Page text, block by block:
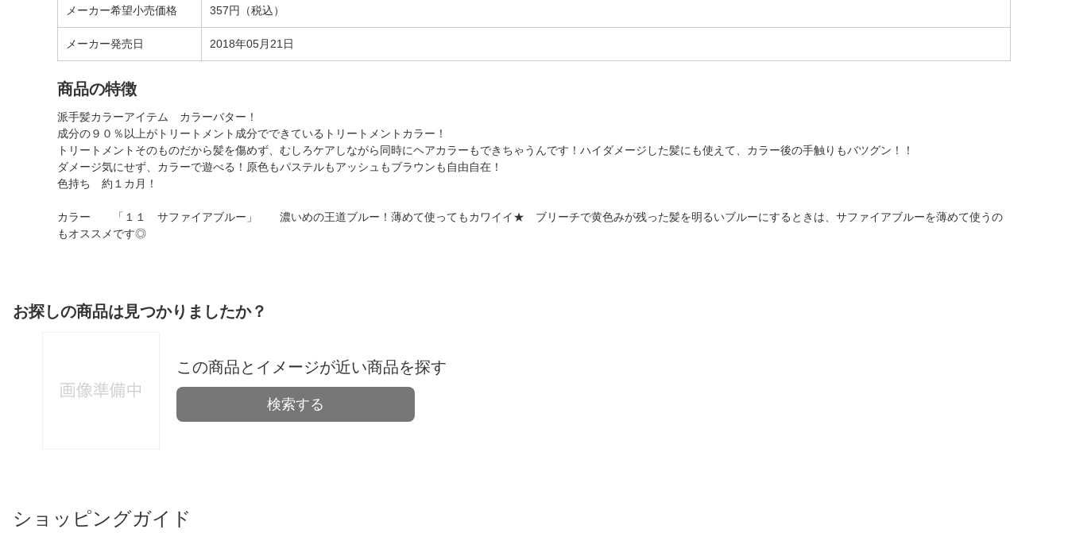
メーカー希望小売価格 357円（税込）
メーカー発売日 2018年05月21日
商品の特徴
派手髪カラーアイテム カラーバター！
成分の９０％以上がトリートメント成分でできているトリートメントカラー！
トリートメントそのものだから髪を傷めず、むしろケアしながら同時にヘアカラーもできちゃうんです！ハイダメージした髪にも使えて、カラー後の手触りもバツグン！！
ダメージ気にせず、カラーで遊べる！原色もパステルもアッシュもブラウンも自由自在！
色持ち 約１カ月！
カラー 「１１ サファイアブルー」 濃いめの王道ブルー！薄めて使ってもカワイイ★ ブリーチで黄色みが残った髪を明るいブルーにするときは、サファイアブルーを薄めて使うの
もオススメです◎
お探しの商品は見つかりましたか？
この商品とイメージが近い商品を探す
検索する
ショッピングガイド